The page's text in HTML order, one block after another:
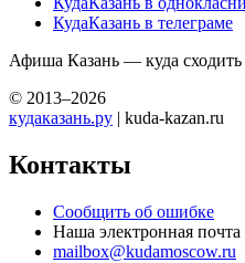
КудаКазань в телеграме
Афиша Казань — куда сходить
© 2013–2026
кудаказань.ру | kuda-kazan.ru
Контакты
Сообщить об ошибке
Наша электронная почта
mailbox@kudamoscow.ru